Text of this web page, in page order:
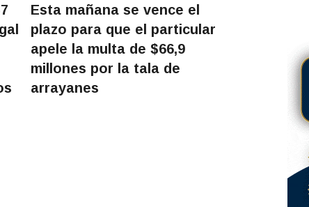
Esta mañana se vence el
plazo para que el particular
apele la multa de $66,9
millones por la tala de
arrayanes